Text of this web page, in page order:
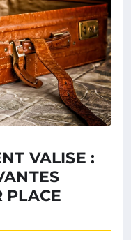
VALISE :
PLACE